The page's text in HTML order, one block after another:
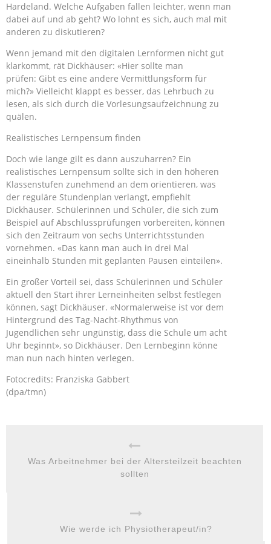
Hardeland. Welche Aufgaben fallen leichter, wenn man
dabei auf und ab geht? Wo lohnt es sich, auch mal mit
anderen zu diskutieren?
Wenn jemand mit den digitalen Lernformen nicht gut
klarkommt, rät Dickhäuser: «Hier sollte man
prüfen: Gibt es eine andere Vermittlungsform für
mich?» Vielleicht klappt es besser, das Lehrbuch zu
lesen, als sich durch die Vorlesungsaufzeichnung zu
quälen.
Realistisches Lernpensum finden
Doch wie lange gilt es dann auszuharren? Ein
realistisches Lernpensum sollte sich in den höheren
Klassenstufen zunehmend an dem orientieren, was
der reguläre Stundenplan verlangt, empfiehlt
Dickhäuser. Schülerinnen und Schüler, die sich zum
Beispiel auf Abschlussprüfungen vorbereiten, können
sich den Zeitraum von sechs Unterrichtsstunden
vornehmen. «Das kann man auch in drei Mal
eineinhalb Stunden mit geplanten Pausen einteilen».
Ein großer Vorteil sei, dass Schülerinnen und Schüler
aktuell den Start ihrer Lerneinheiten selbst festlegen
können, sagt Dickhäuser. «Normalerweise ist vor dem
Hintergrund des Tag-Nacht-Rhythmus von
Jugendlichen sehr ungünstig, dass die Schule um acht
Uhr beginnt», so Dickhäuser. Den Lernbeginn könne
man nun nach hinten verlegen.
Fotocredits: Franziska Gabbert
(dpa/tmn)
Was Arbeitnehmer bei der Altersteilzeit beachten
sollten
Wie werde ich Physiotherapeut/in?